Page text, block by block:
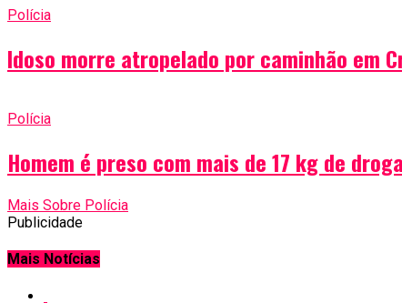
Polícia
Idoso morre atropelado por caminhão em
Polícia
Homem é preso com mais de 17 kg de
Mais Sobre Polícia
Publicidade
Mais Notícias